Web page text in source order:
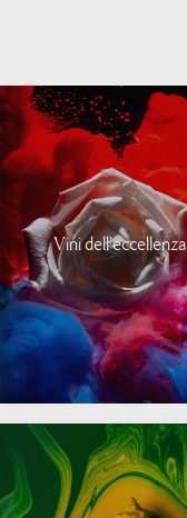
Vini dell'eccellenza